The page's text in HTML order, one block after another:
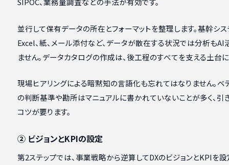
並行して保有データの所在とフォーマットを整理します。基幹シス
Excel、紙、メール添付など、データが散在する状況では分析も
ません。データカタログの作成は、後工程のすべてを支える土台に
現場ヒアリングによる暗黙知の言語化も忘れてはなりません。ベ
の判断基準や勘所はマニュアルに書かれていないことが多く、引
コツが要ります。
② ビジョンとKPIの設定
第2ステップでは、事業戦略から逆算してDXのビジョンとKPIを設